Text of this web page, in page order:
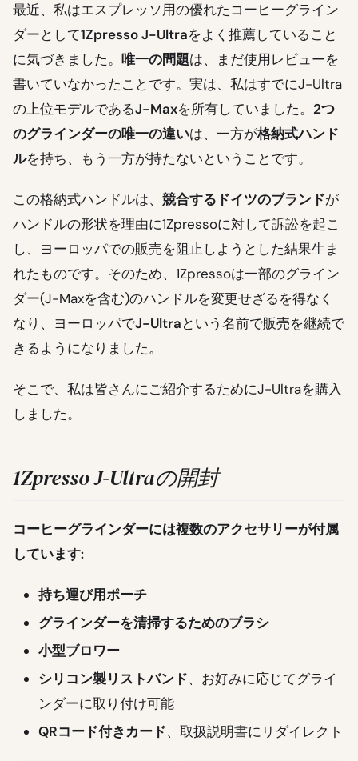
最近、私はエスプレッソ用の優れたコーヒーグライン
ダーとして1Zpresso J-Ultraをよく推薦していること
に気づきました。 唯一の問題は、まだ使用レビューを
書いていなかったことです。実は、私はすでにJ-Ultra
の上位モデルであるJ-Maxを所有していました。 2つ
のグラインダーの唯一の違いは、一方が格納式ハンド
ルを持ち、もう一方が持たないということです。
この格納式ハンドルは、 競合するドイツのブランドが
ハンドルの形状を理由に1Zpressoに対して訴訟を起こ
し、ヨーロッパでの販売を阻止しようとした結果生ま
れたものです。そのため、1Zpressoは一部のグライン
ダー(J-Maxを含む)のハンドルを変更せざるを得なく
なり、ヨーロッパでJ-Ultraという名前で販売を継続で
きるようになりました。
そこで、私は皆さんにご紹介するためにJ-Ultraを購入
しました。
1Zpresso J-Ultraの開封
コーヒーグラインダーには複数のアクセサリーが付属
しています:
持ち運び用ポーチ
グラインダーを清掃するためのブラシ
小型ブロワー
シリコン製リストバンド、お好みに応じてグライ
ンダーに取り付け可能
QRコード付きカード、取扱説明書にリダイレクト